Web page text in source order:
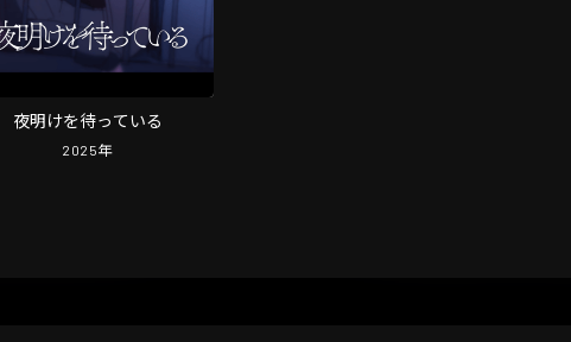
夜明けを待っている
2025年